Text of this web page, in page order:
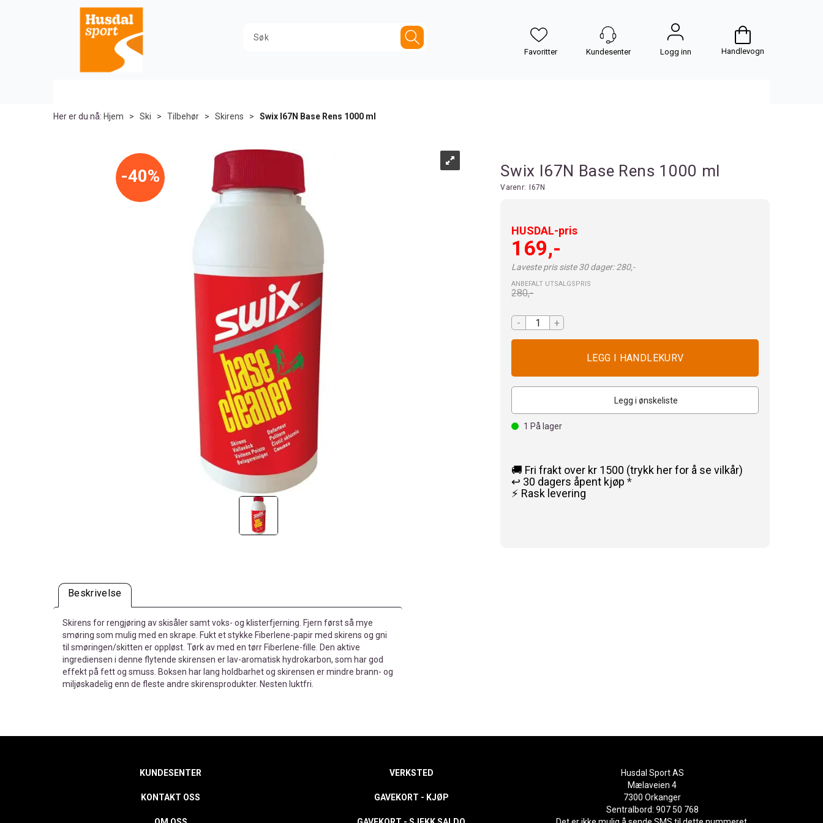
Logg inn Handlevogn
Her er du nå: Hjem > Ski > Tilbehør > Skirens > Swix I67N Base Rens 1000 ml
40% Swix I67N Base Rens 1000 ml
Varenr: I67N
HUSDAL-pris
169,-
Laveste pris siste 30 dager: 280,-
ANBEFALT UTSALGSPRIS
280,-
- +
Legg i ønskeliste
1 På lager
🚚 Fri frakt over kr 1500 (trykk her for å se vilkår)
↩️ 30 dagers åpent kjøp*
⚡ Rask levering
Beskrivelse
Skirens for rengjøring av skisåler samt voks- og klisterfjerning. Fjern først så mye
smøring som mulig med en skrape. Fukt et stykke Fiberlene-papir med skirens og gni
til smøringen/skitten er oppløst. Tørk av med en tørr Fiberlene-fille. Den aktive
ingrediensen i denne flytende skirensen er lav-aromatisk hydrokarbon, som har god
effekt på fett og smuss. Boksen har lang holdbarhet og skirensen er mindre brann- og
miljøskadelig enn de fleste andre skirensprodukter. Nesten luktfri.
KUNDESENTER
KONTAKT OSS
VERKSTED
GAVEKORT - KJØP
Husdal Sport AS
Mælaveien 4
7300 Orkanger
Sentralbord: 907 50 768